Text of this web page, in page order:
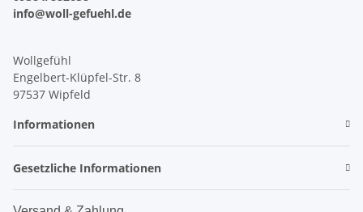
info@woll-gefuehl.de
Wollgefühl
Engelbert-Klüpfel-Str. 8
97537 Wipfeld
Informationen
Gesetzliche Informationen